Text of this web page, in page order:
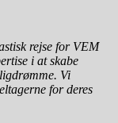
rejse for VEM
i at skabe
Vi
for deres